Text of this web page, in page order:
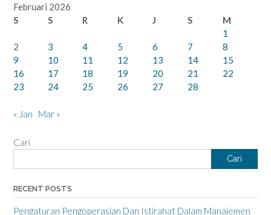
Februari 2026
S
S R K J S
M
1
2
3 4 5 6 7
8
9
10 11 12 13 14
15
16
17 18 19 20 21
22
23
24 25 26 27 28
« Jan Mar »
Cari
Cari
RECENT POSTS
Pengaturan Pengoperasian Dan Istirahat Dalam Manajemen